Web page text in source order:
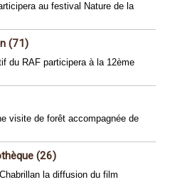
au festival Nature de la
(71)
du RAF participera à la 12ème
visite de forêt accompagnée de
(26)
la diffusion du film